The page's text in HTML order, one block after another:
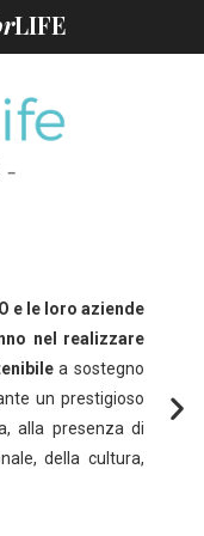
LIFE
e le loro aziende
nel realizzare
a sostegno
un prestigioso
alla presenza di
della cultura,